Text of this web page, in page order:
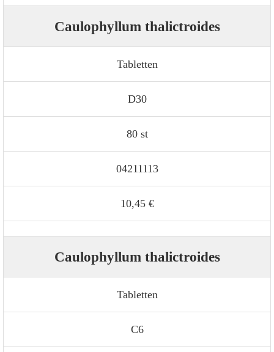
Caulophyllum thalictroides
Tabletten
D30
80 st
04211113
10,45 €
Caulophyllum thalictroides
Tabletten
C6